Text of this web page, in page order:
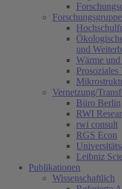
und
Wärme
Prosoziales
Vernetzung/
Büro Berlin
RWI
rwi consult
RGS Econ
Leibniz
Publikationen
Wissenschaftlich